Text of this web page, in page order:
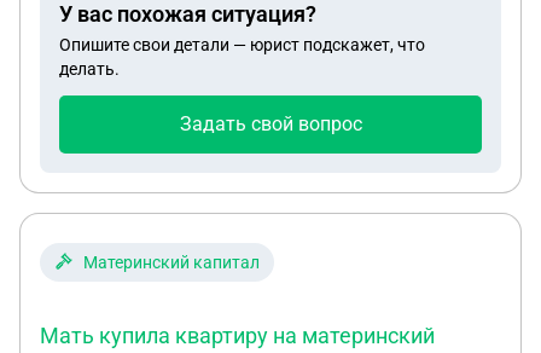
половина делется между женой и детьми а
кредит она делит на три части (жена ,я , и их
совместная дочь) , это правильно,что квартира
У вас похожая ситуация?
Опишите свои детали — юрист подскажет, что
делать.
Задать свой вопрос
Материнский капитал
Мать купила квартиру на материнский